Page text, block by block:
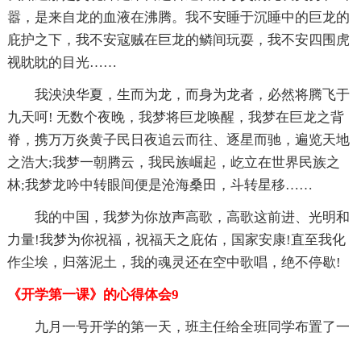
嚣，是来自龙的血液在沸腾。我不安睡于沉睡中的巨龙的
庇护之下，我不安寇贼在巨龙的鳞间玩耍，我不安四围虎
视眈眈的目光……
我泱泱华夏，生而为龙，而身为龙者，必然将腾飞于
九天呵! 无数个夜晚，我梦将巨龙唤醒，我梦在巨龙之背
脊，携万万炎黄子民日夜追云而往、逐星而驰，遍览天地
之浩大;我梦一朝腾云，我民族崛起，屹立在世界民族之
林;我梦龙吟中转眼间便是沧海桑田，斗转星移……
我的中国，我梦为你放声高歌，高歌这前进、光明和
力量!我梦为你祝福，祝福天之庇佑，国家安康!直至我化
作尘埃，归落泥土，我的魂灵还在空中歌唱，绝不停歇!
《开学第一课》的心得体会9
九月一号开学的第一天，班主任给全班同学布置了一